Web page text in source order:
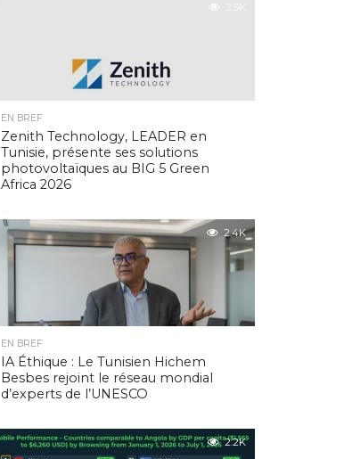
2.5K
EN BREF
Zenith Technology, LEADER en
Tunisie, présente ses solutions
photovoltaïques au BIG 5 Green
Africa 2026
2.4K
EN BREF
IA Éthique : Le Tunisien Hichem
Besbes rejoint le réseau mondial
d’experts de l’UNESCO
2.2K